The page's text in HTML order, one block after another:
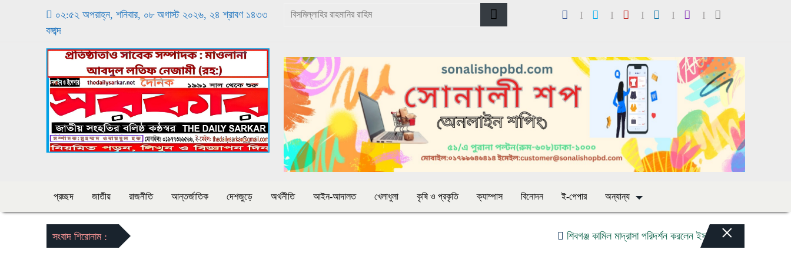
০২:৫২ অপরাহ্ন, শনিবার, ০৮ অগাস্ট ২০২৬, ২৪ শ্রাবণ ১৪৩৩
বঙ্গাব্দ
প্রচ্ছদ জাতীয় রাজনীতি আন্তর্জাতিক দেশজুড়ে অর্থনীতি আইন-আদালত খেলাধুলা কৃষি ও প্রকৃতি ক্যাম্পাস বিনোদন ই-পেপার অন্যান্য
সংবাদ শিরোনাম : শিবগঞ্জ কামিল মাদ্রাসা পরিদর্শন করলেন ইসলামী আরবি বিশ্ববিদ্যালয়ের ভাইস
×